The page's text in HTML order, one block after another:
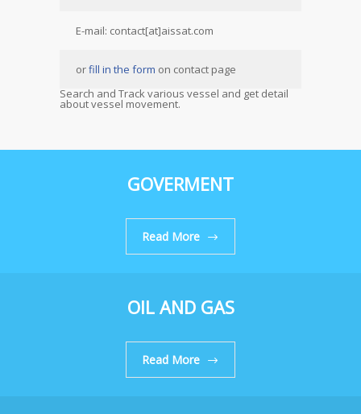
E-mail: contact[at]aissat.com
orfill in the form on contact page
Search and Track various vessel and get detail
about vessel movement.
GOVERMENT
Read More
OIL AND GAS
Read More